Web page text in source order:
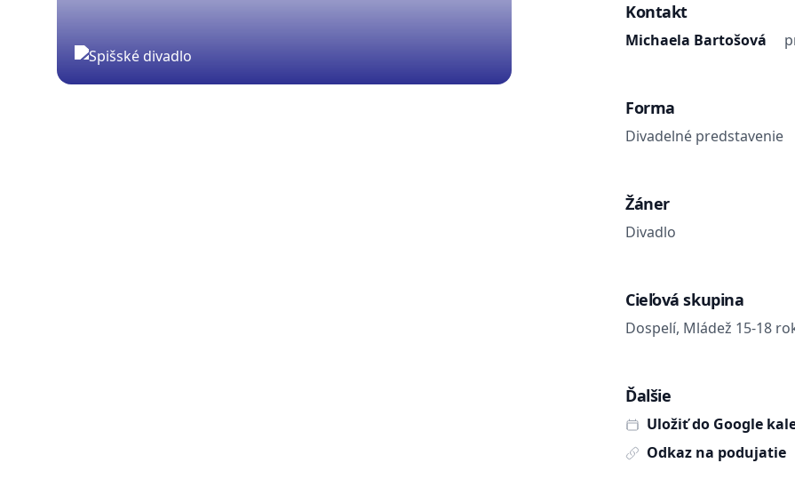
Kontakt
Michaela Bartošová
Forma
Divadelné predstavenie
Žáner
Divadlo
Cieľová skupina
Dospelí, Mládež 15-18
Ďalšie
Uložiť do Google
Odkaz na podujatie